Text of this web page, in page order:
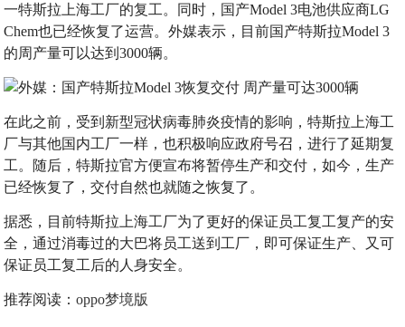
一特斯拉上海工厂的复工。同时，国产Model 3电池供应商LG
Chem也已经恢复了运营。外媒表示，目前国产特斯拉Model 3
的周产量可以达到3000辆。
在此之前，受到新型冠状病毒肺炎疫情的影响，特斯拉上海工
厂与其他国内工厂一样，也积极响应政府号召，进行了延期复
工。随后，特斯拉官方便宣布将暂停生产和交付，如今，生产
已经恢复了，交付自然也就随之恢复了。
据悉，目前特斯拉上海工厂为了更好的保证员工复工复产的安
全，通过消毒过的大巴将员工送到工厂，即可保证生产、又可
保证员工复工后的人身安全。
推荐阅读：oppo梦境版